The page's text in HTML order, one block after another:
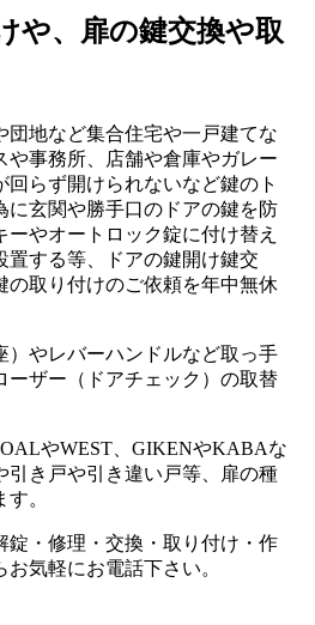
や、扉の鍵交換や取
団地など集合住宅や一戸建てな
や事務所、店舗や倉庫やガレー
回らず開けられないなど鍵のト
に玄関や勝手口のドアの鍵を防
やオートロック錠に付け替え
置する等、ドアの鍵開け鍵交
の取り付けのご依頼を年中無休
）やレバーハンドルなど取っ手
ーザー（ドアチェック）の取替
やWEST、GIKENやKABAな
引き戸や引き違い戸等、扉の種
。
錠・修理・交換・取り付け・作
気軽にお電話下さい。